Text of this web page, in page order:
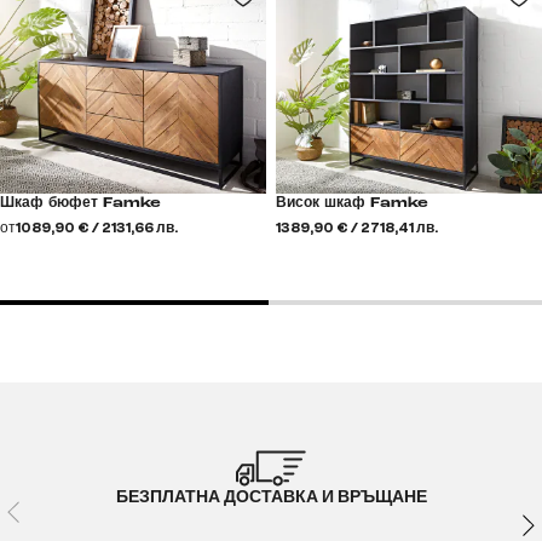
Шкаф бюфет Famke
от1089,90 € / 2131,66 лв.
Висок шкаф Famke
1389,90 € / 2718,41 лв.
БЕЗПЛАТНА ДОСТАВКА И ВРЪЩАНЕ